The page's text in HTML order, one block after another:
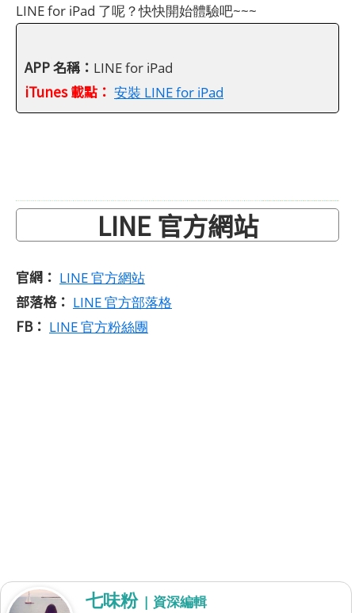
LINE for iPad 了呢？快快開始體驗吧~~~
APP 名稱： LINE for iPad
iTunes 載點： 安裝 LINE for iPad
LINE 官方網站
官網： LINE 官方網站
部落格： LINE 官方部落格
FB： LINE 官方粉絲團
七味粉 | 資深編輯